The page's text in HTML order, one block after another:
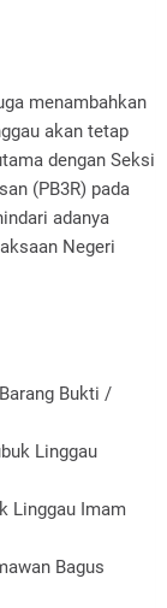
menambahkan
akan tetap
dengan Seksi
(PB3R) pada
adanya
Negeri
Bukti /
Linggau
Linggau Imam
Bagus